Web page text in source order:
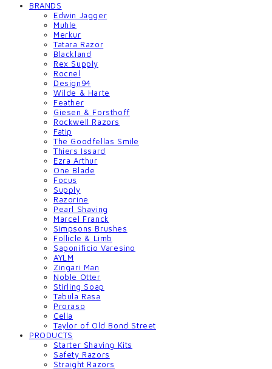
BRANDS
Edwin Jagger
Muhle
Merkur
Tatara Razor
Blackland
Rex Supply
Rocnel
Design94
Wilde & Harte
Feather
Giesen & Forsthoff
Rockwell Razors
Fatip
The Goodfellas Smile
Thiers Issard
Ezra Arthur
One Blade
Focus
Supply
Razorine
Pearl Shaving
Marcel Franck
Simpsons Brushes
Follicle & Limb
Saponificio Varesino
AYLM
Zingari Man
Noble Otter
Stirling Soap
Tabula Rasa
Proraso
Cella
Taylor of Old Bond Street
PRODUCTS
Starter Shaving Kits
Safety Razors
Straight Razors